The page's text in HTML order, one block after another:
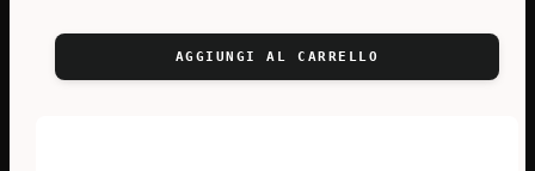
AGGIUNGI AL CARRELLO